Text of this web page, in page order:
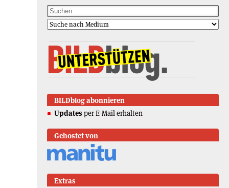
BILDblog abonnieren
Updates per E-Mail erhalten
Gehostet von
Extras